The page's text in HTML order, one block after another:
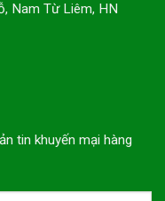
Nam Từ Liêm, HN
tin khuyến mại hàng